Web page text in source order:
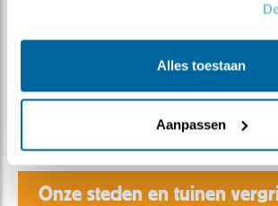
Alles toestaan
Aanpassen
Vogels en zo
Ed Hoogkamer | Geplaatst op 25 mei
Vind ik leuk| Bewaar dit filmpje|
Onze steden en tuinen